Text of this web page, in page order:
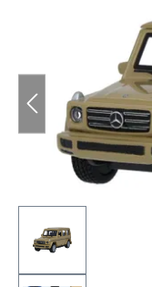
Bildergalerie